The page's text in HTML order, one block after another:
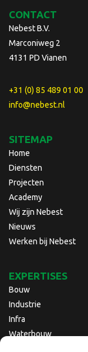
CONTACT
Nebest B.V.
Marconiweg 2
4131 PD Vianen
+31 (0) 85 489 01 00
info@nebest.nl
SITEMAP
Home
Diensten
Projecten
Academy
Wij zijn Nebest
Nieuws
Werken bij Nebest
EXPERTISES
Bouw
Industrie
Infra
Waterbouw